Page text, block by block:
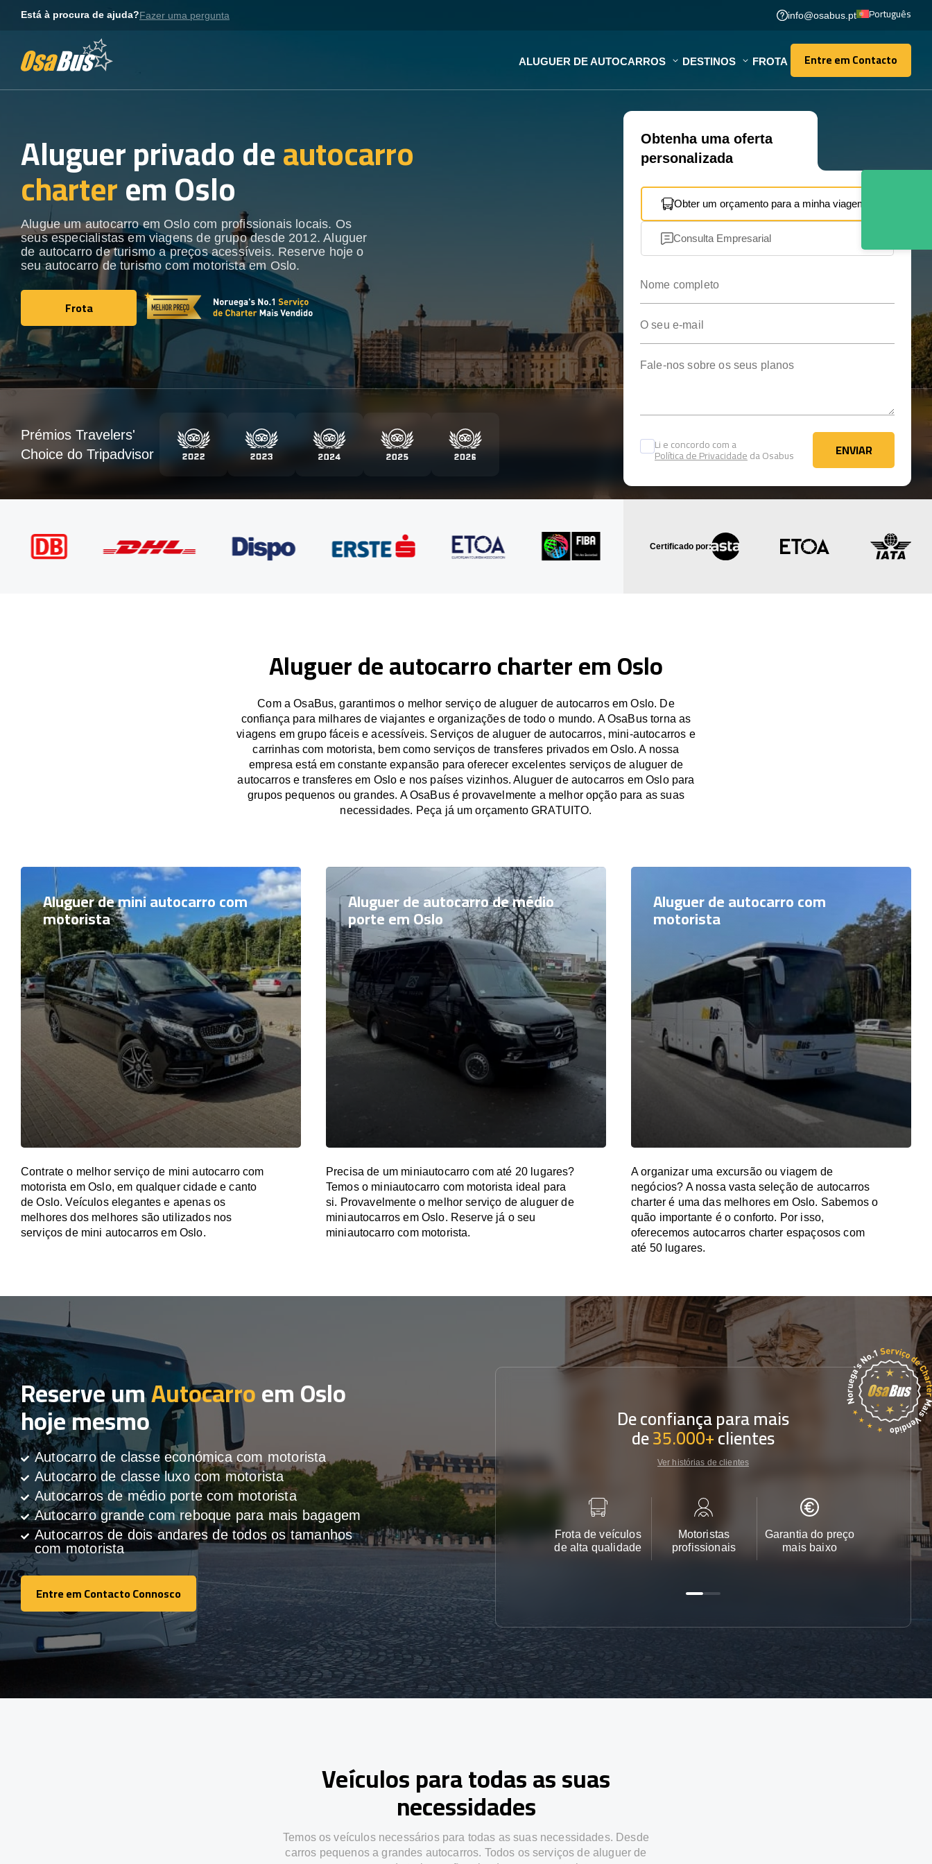
Está à procura de ajuda?Fazer uma pergunta info@osabus.pt Português
ALUGUER DE AUTOCARROS DESTINOS FROTA Entre em Contacto
Entre em Contacto
Aluguer privado deautocarro
charterem Oslo
Alugue um autocarro em Oslo com profissionais locais. Os
seus especialistas em viagens de grupo desde 2012. Aluguer
de autocarro de turismo a preços acessíveis. Reserve hoje o
seu autocarro de turismo com motorista em Oslo.
Frota
Frota
Obtenha uma oferta
personalizada
Obter um orçamento para a minha viagem
Consulta Empresarial
Li e concordo com a
Política de Privacidadeda Osabus ENVIAR
ENVIAR
Prémios Travelers'
Choice do Tripadvisor
Certificado por:
Aluguer de autocarro charter em Oslo
Com a OsaBus, garantimos o melhor serviço de aluguer de autocarros em Oslo. De
confiança para milhares de viajantes e organizações de todo o mundo. A OsaBus torna as
viagens em grupo fáceis e acessíveis. Serviços de aluguer de autocarros, mini-autocarros e
carrinhas com motorista, bem como serviços de transferes privados em Oslo. A nossa
empresa está em constante expansão para oferecer excelentes serviços de aluguer de
autocarros e transferes em Oslo e nos países vizinhos. Aluguer de autocarros em Oslo para
grupos pequenos ou grandes. A OsaBus é provavelmente a melhor opção para as suas
necessidades. Peça já um orçamento GRATUITO.
Aluguer de mini autocarro com
motorista
Contrate o melhor serviço de mini autocarro com
motorista em Oslo, em qualquer cidade e canto
de Oslo. Veículos elegantes e apenas os
melhores dos melhores são utilizados nos
serviços de mini autocarros em Oslo.
Aluguer de autocarro de médio
porte em Oslo
Precisa de um miniautocarro com até 20 lugares?
Temos o miniautocarro com motorista ideal para
si. Provavelmente o melhor serviço de aluguer de
miniautocarros em Oslo. Reserve já o seu
miniautocarro com motorista.
Aluguer de autocarro com
motorista
A organizar uma excursão ou viagem de
negócios? A nossa vasta seleção de autocarros
charter é uma das melhores em Oslo. Sabemos o
quão importante é o conforto. Por isso,
oferecemos autocarros charter espaçosos com
até 50 lugares.
Reserve umAutocarroem Oslo
hoje mesmo
Autocarro de classe económica com motorista
Autocarro de classe luxo com motorista
Autocarros de médio porte com motorista
Autocarro grande com reboque para mais bagagem
Autocarros de dois andares de todos os tamanhos
com motorista
Entre em Contacto Connosco
Entre em Contacto Connosco
De confiança para mais
de35.000+clientes
Ver histórias de clientes
Frota de veículos
de alta qualidade
Motoristas
profissionais
Garantia do preço
mais baixo
Apoio ao
24/7
Veículos para todas as suas
necessidades
Temos os veículos necessários para todas as suas necessidades. Desde
carros pequenos a grandes autocarros. Todos os serviços de aluguer de